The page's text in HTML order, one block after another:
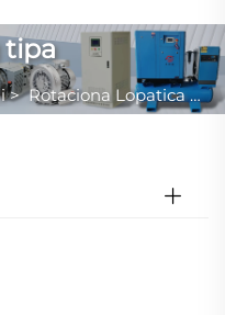
tipa
>Rotaciona Lopatica Vakuum Pumpe